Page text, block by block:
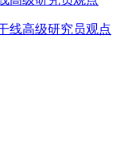
线高级研究员观点